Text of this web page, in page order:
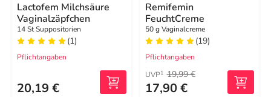
Lactofem Milchsäure
Vaginalzäpfchen
14 St Suppositorien
(1)
Pflichtangaben
20,19 €
Remifemin
FeuchtCreme
50 g Vaginalcreme
(19)
Pflichtangaben
UVP1 19,99 €
17,90 €